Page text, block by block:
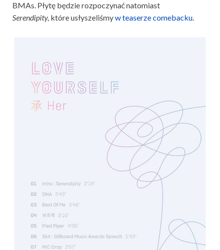
BMAs. Płytę będzie rozpoczynać natomiast
Serendipity, które usłyszeliśmyw teaserze comebacku.